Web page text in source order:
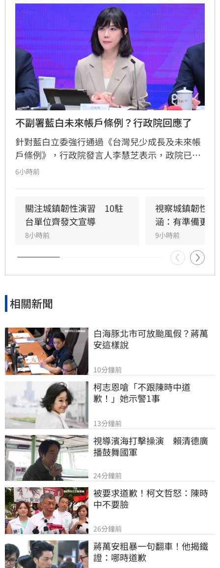
不副署藍白未來帳戶條例？行政院回應了
針對藍白立委強行通過《台灣兒少成長及未來帳
戶條例》，行政院發言人李慧芝表示，政院已收
到三讀函文，強調編列預算為行政院憲政職權，
並強調行政院版透過弱勢對存能落實公平正義，
避免在野黨版本加劇貧富差距。此外，政府同步
推動育兒留停六加三、延長婚產假等多項配套措
施，建構完善支持體系。政院重申，國家政策規
劃需具備整體性，針對立法院侵害預算編製權的
作為，將持續捍衛憲法賦予的權限，確保政策有
6小時前
關注城鎮韌性演習　10駐
台單位齊發文宣導
8小時前
視察城鎮韌性
涵：有準備更安
9小時前
相關新聞
白海豚北市可放颱風假？蔣萬
安這樣說
10分鐘前
柯志恩嗆「不跟陳時中道
歉！」她示警1事
13分鐘前
視導濱海打擊操演　賴清德廣
播鼓舞國軍
24分鐘前
被要求道歉！柯文哲怒：陳時
中不要臉
26分鐘前
蔣萬安粗暴一句翻車！他揭鐵
證：哪時道歉